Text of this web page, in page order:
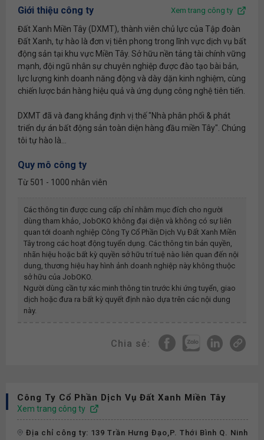
Giới thiệu công ty Xem trang công ty
Đất Xanh Miền Tây (DXMT), thành viên chủ lực của Tập đoàn
Đất Xanh, tự hào là đơn vị tiên phong trong lĩnh vực dịch vụ bất
động sản tại khu vực Miền Tây. Sở hữu nền tảng tài chính vững
mạnh, đội ngũ nhân sự chuyên nghiệp được đào tạo bài bản,
lực lượng kinh doanh năng động và dày dặn kinh nghiệm, cùng
chiến lược bán hàng hiệu quả và ứng dụng công nghệ tiên tiến.
DXMT đã và đang khẳng định vị thế "Nhà phân phối & phát
triển dự án bất động sản toàn diện hàng đầu miền Tây". Chúng
tôi tự hào là...
Quy mô công ty
Từ 501 - 1000 nhân viên
Các thông tin được cung cấp chỉ nhằm mục đích cho người
dùng tham khảo, JobOKO không đại diện và không có sự liên
quan tới doanh nghiệp Công Ty Cổ Phần Dịch Vụ Đất Xanh Miền
Tâytrong các hoạt động tuyển dụng. Các thông tin bản quyền,
nhãn hiệu hoặc bất kỳ quyền sở hữu trí tuệ nào liên quan đến nội
dung, thương hiệu hay hình ảnh doanh nghiệp này không thuộc
sở hữu của JobOKO.
Người dùng cần tự xác minh thông tin trước khi ứng tuyển, giao
dịch hoặc đưa ra bất kỳ quyết định nào dựa trên các nội dung
này.
Chia sẻ:
Công Ty Cổ Phần Dịch Vụ Đất Xanh Miền Tây
Xem trang công ty
Địa chỉ công ty: 139 Trần Hưng Đạo,P. Thới Bình Q. Ninh